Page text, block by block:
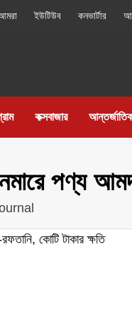
ইউটিউব কনভার্টার
কক্সবাজার
পণ্য